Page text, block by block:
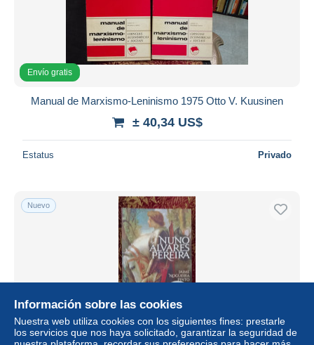
Envío gratis
Manual de Marxismo-Leninismo 1975 Otto V. Kuusinen
± 40,34 US$
Estatus Privado
Nuevo
Envío gratis
Información sobre las cookies
Nuestra web utiliza cookies con los siguientes fines: prestarle
los servicios que nos haya solicitado, garantizar la seguridad de